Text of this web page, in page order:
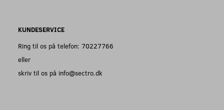
KUNDESERVICE
Ring til os på telefon: 70227766
eller
skriv til os på info@sectro.dk